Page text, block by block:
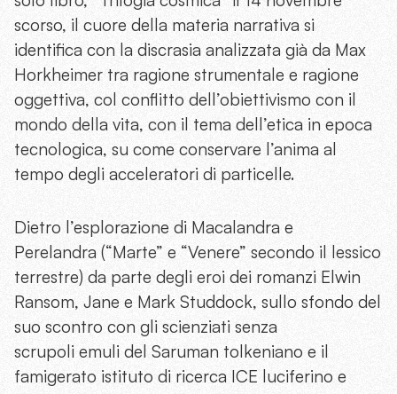
scorso, il cuore della materia narrativa si
identifica con la discrasia analizzata già da Max
Horkheimer tra ragione strumentale e ragione
oggettiva, col conflitto dell’obiettivismo con il
mondo della vita, con il tema dell’etica in epoca
tecnologica, su come conservare l’anima al
tempo degli acceleratori di particelle.
Dietro l’esplorazione di Macalandra e
Perelandra (“Marte” e “Venere” secondo il lessico
terrestre) da parte degli eroi dei romanzi Elwin
Ransom, Jane e Mark Studdock, sullo sfondo del
suo scontro con gli scienziati senza
scrupoli emuli del Saruman tolkeniano e il
famigerato istituto di ricerca ICE luciferino e